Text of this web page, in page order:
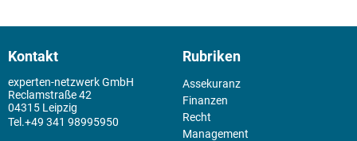
Kontakt
experten-netzwerk GmbH
Reclamstraße 42
04315 Leipzig
+49 341 98995950
Rubriken
Assekuranz
Finanzen
Recht
Management